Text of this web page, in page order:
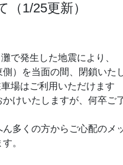
1/25更新）
で発生した地震により、
）を当面の間、閉鎖いた
場はご利用いただけます
けいたしますが、何卒ご
多くの方からご心配のメ
。